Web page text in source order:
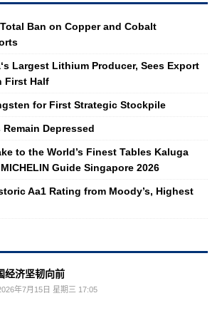
Ban on Copper and Cobalt
Largest Lithium Producer, Sees Export
First Half
for First Strategic Stockpile
Remain Depressed
to the World’s Finest Tables Kaluga
Guide Singapore 2026
Aa1 Rating from Moody’s, Highest
经济坚韧向前
年7月15日 星期三 17:05